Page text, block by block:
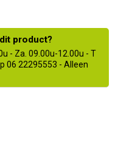
product?
- Za. 09.00u-12.00u - T
06 22295553 - Alleen